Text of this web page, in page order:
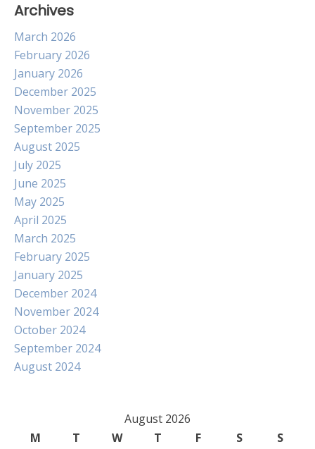
Archives
March 2026
February 2026
January 2026
December 2025
November 2025
September 2025
August 2025
July 2025
June 2025
May 2025
April 2025
March 2025
February 2025
January 2025
December 2024
November 2024
October 2024
September 2024
August 2024
August 2026
M
T W T F S
S